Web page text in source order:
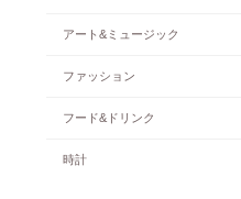
アート&ミュージック
ファッション
フード&ドリンク
時計